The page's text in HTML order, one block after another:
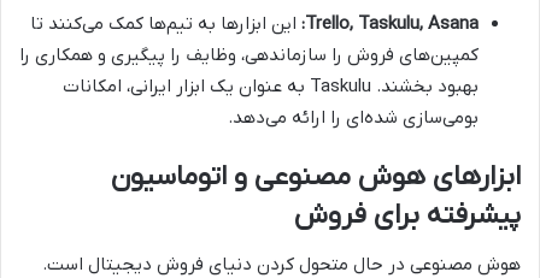
Trello, Taskulu, Asana: این ابزارها به تیم‌ها کمک می‌کنند تا
کمپین‌های فروش را سازماندهی، وظایف را پیگیری و همکاری را
بهبود بخشند. Taskulu به عنوان یک ابزار ایرانی، امکانات
بومی‌سازی شده‌ای را ارائه می‌دهد.
ابزارهای هوش مصنوعی و اتوماسیون
پیشرفته برای فروش
هوش مصنوعی در حال متحول کردن دنیای فروش دیجیتال است.